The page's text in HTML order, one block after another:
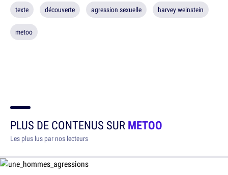
texte découverte agression sexuelle harvey weinstein
metoo
PLUS DE CONTENUS SURMETOO
Les plus lus par nos lecteurs